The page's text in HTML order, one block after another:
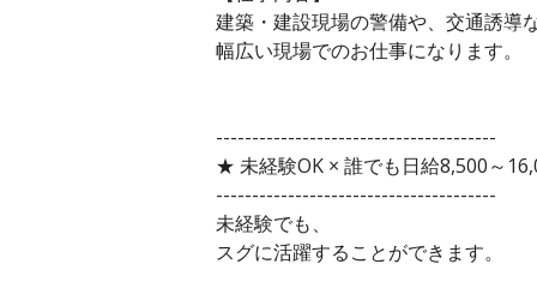
建築・建設現場の警備や、交通誘導
幅広い現場でのお仕事になります。
---------------------------------------
★ 未経験OK × 誰でも日給8,500～
---------------------------------------
未経験でも、
スグに活躍することができます。